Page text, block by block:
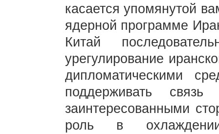
касается упомянутой
ядерной программе
Китай
урегулирование
дипломатическими
поддерживать
заинтересованными
роль в